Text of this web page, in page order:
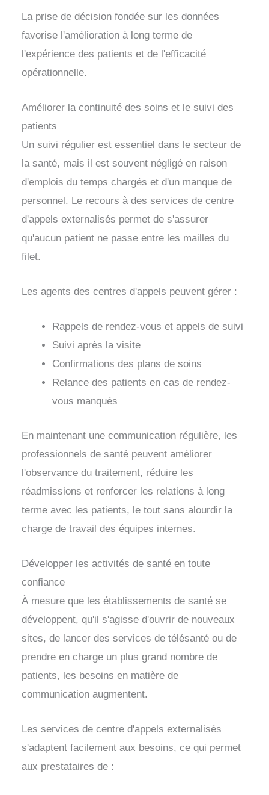
La prise de décision fondée sur les données
favorise l'amélioration à long terme de
l'expérience des patients et de l'efficacité
opérationnelle.
Améliorer la continuité des soins et le suivi des
patients
Un suivi régulier est essentiel dans le secteur de
la santé, mais il est souvent négligé en raison
d'emplois du temps chargés et d'un manque de
personnel. Le recours à des services de centre
d'appels externalisés permet de s'assurer
qu'aucun patient ne passe entre les mailles du
filet.
Les agents des centres d'appels peuvent gérer :
Rappels de rendez-vous et appels de suivi
Suivi après la visite
Confirmations des plans de soins
Relance des patients en cas de rendez-
vous manqués
En maintenant une communication régulière, les
professionnels de santé peuvent améliorer
l'observance du traitement, réduire les
réadmissions et renforcer les relations à long
terme avec les patients, le tout sans alourdir la
charge de travail des équipes internes.
Développer les activités de santé en toute
confiance
À mesure que les établissements de santé se
développent, qu'il s'agisse d'ouvrir de nouveaux
sites, de lancer des services de télésanté ou de
prendre en charge un plus grand nombre de
patients, les besoins en matière de
communication augmentent.
Les services de centre d'appels externalisés
s'adaptent facilement aux besoins, ce qui permet
aux prestataires de :